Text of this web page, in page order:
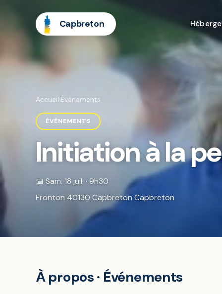
Capbreton
Accueil Événements
ÉVÉNEMENTS
Initiation à la
📅 Sam. 18 juil. · 9h30
Fronton 40130 Capbreton Capbreton
À propos · Événements